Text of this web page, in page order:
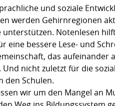
und soziale
werden Gehirnregionen
unterstützen. Notenlesen
eine bessere Lese- und
das aufeinander
Und nicht zuletzt für die
den Schulen.
wir um den Mangel an